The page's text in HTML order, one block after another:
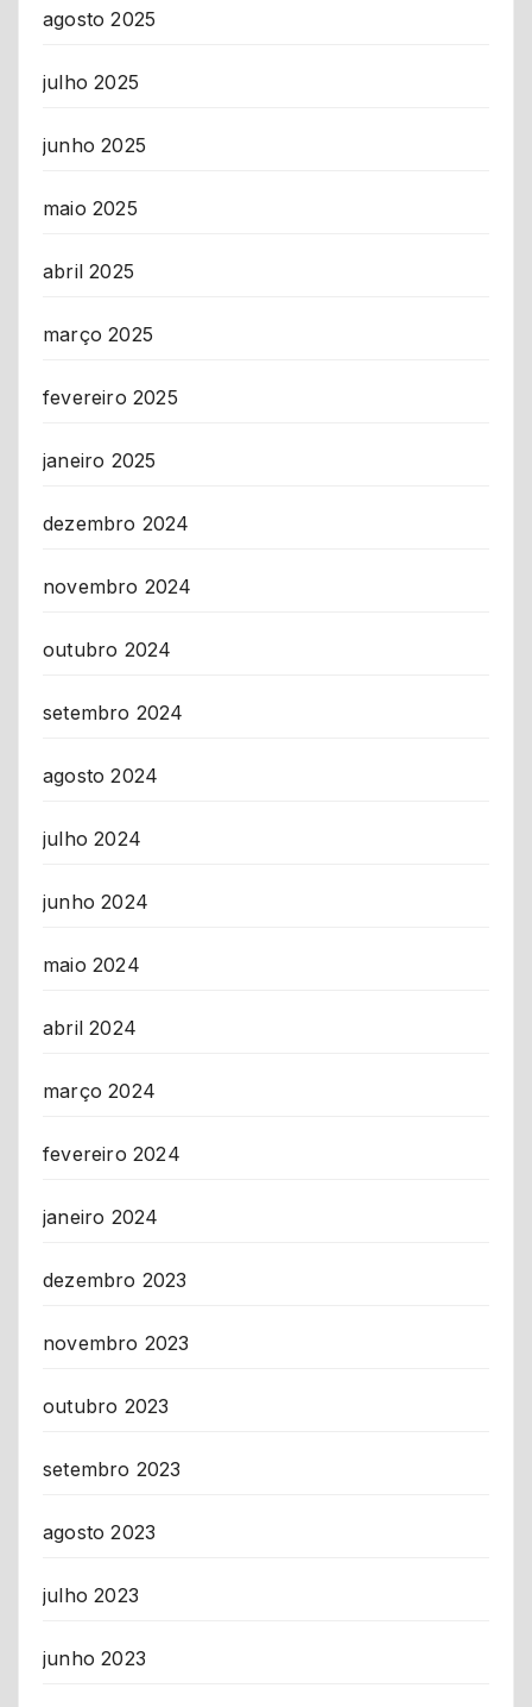
agosto 2025
julho 2025
junho 2025
maio 2025
abril 2025
março 2025
fevereiro 2025
janeiro 2025
dezembro 2024
novembro 2024
outubro 2024
setembro 2024
agosto 2024
julho 2024
junho 2024
maio 2024
abril 2024
março 2024
fevereiro 2024
janeiro 2024
dezembro 2023
novembro 2023
outubro 2023
setembro 2023
agosto 2023
julho 2023
junho 2023